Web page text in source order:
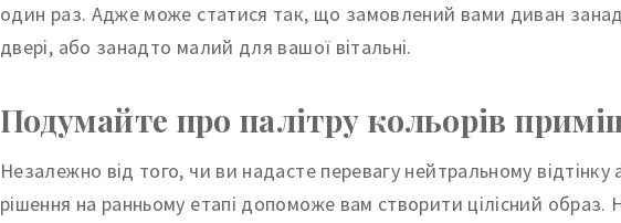
один раз. Адже може статися так, що замовлений вами диван
двері, або занадто малий для вашої вітальні.
Подумайте про палітру кольорів
Незалежно від того, чи ви надасте перевагу нейтральному відтінку
рішення на ранньому етапі допоможе вам створити цілісний